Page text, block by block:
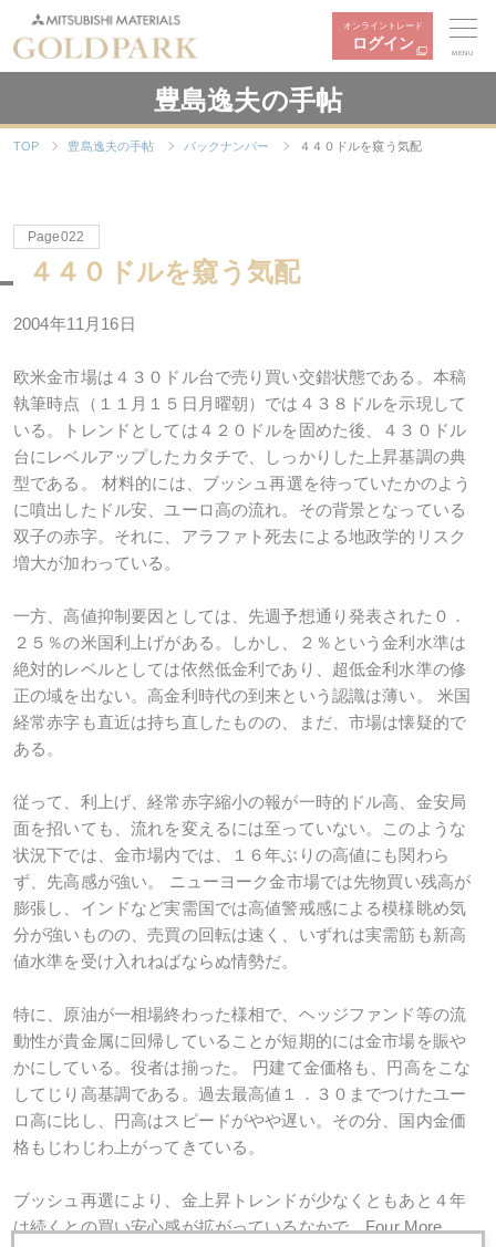
オンライントレード
ログイン
MENU
豊島逸夫の手帖
TOP 豊島逸夫の手帖 バックナンバー ４４０ドルを窺う気配
Page022
４４０ドルを窺う気配
2004年11月16日
欧米金市場は４３０ドル台で売り買い交錯状態である。本稿
執筆時点（１１月１５日月曜朝）では４３８ドルを示現して
いる。トレンドとしては４２０ドルを固めた後、４３０ドル
台にレベルアップしたカタチで、しっかりした上昇基調の典
型である。 材料的には、ブッシュ再選を待っていたかのよう
に噴出したドル安、ユーロ高の流れ。その背景となっている
双子の赤字。それに、アラファト死去による地政学的リスク
増大が加わっている。
一方、高値抑制要因としては、先週予想通り発表された０．
２５％の米国利上げがある。しかし、２％という金利水準は
絶対的レベルとしては依然低金利であり、超低金利水準の修
正の域を出ない。高金利時代の到来という認識は薄い。 米国
経常赤字も直近は持ち直したものの、まだ、市場は懐疑的で
ある。
従って、利上げ、経常赤字縮小の報が一時的ドル高、金安局
面を招いても、流れを変えるには至っていない。このような
状況下では、金市場内では、１６年ぶりの高値にも関わら
ず、先高感が強い。 ニューヨーク金市場では先物買い残高が
膨張し、インドなど実需国では高値警戒感による模様眺め気
分が強いものの、売買の回転は速く、いずれは実需筋も新高
値水準を受け入れねばならぬ情勢だ。
特に、原油が一相場終わった様相で、ヘッジファンド等の流
動性が貴金属に回帰していることが短期的には金市場を賑や
かにしている。役者は揃った。 円建て金価格も、円高をこな
してじり高基調である。過去最高値１．３０までつけたユー
ロ高に比し、円高はスピードがやや遅い。その分、国内金価
格もじわじわ上がってきている。
ブッシュ再選により、金上昇トレンドが少なくともあと４年
は続くとの買い安心感が拡がっているなかで、Four More